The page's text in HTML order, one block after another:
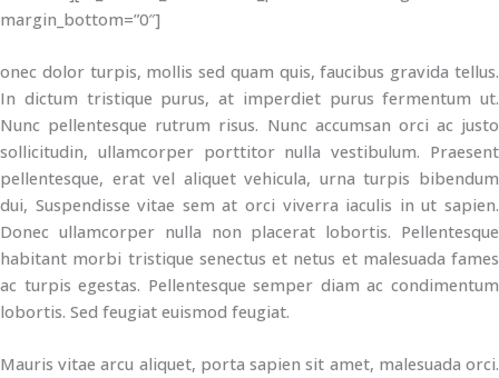
margin_bottom=”0″]
onec dolor turpis, mollis sed quam quis, faucibus gravida tellus.
In dictum tristique purus, at imperdiet purus fermentum ut.
Nunc pellentesque rutrum risus. Nunc accumsan orci ac justo
sollicitudin, ullamcorper porttitor nulla vestibulum. Praesent
pellentesque, erat vel aliquet vehicula, urna turpis bibendum
dui, Suspendisse vitae sem at orci viverra iaculis in ut sapien.
Donec ullamcorper nulla non placerat lobortis. Pellentesque
habitant morbi tristique senectus et netus et malesuada fames
ac turpis egestas. Pellentesque semper diam ac condimentum
lobortis. Sed feugiat euismod feugiat.
Mauris vitae arcu aliquet, porta sapien sit amet, malesuada orci.